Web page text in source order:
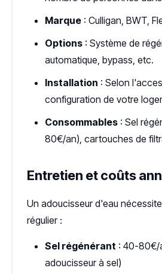
Marque : Culligan, BWT,
Options : Système de
automatique, bypass, etc.
Installation : Selon
configuration de votre
Consommables : Sel
80€/an), cartouches de
Entretien et coûts
Un adoucisseur d'eau
régulier :
Sel régénérant : 40-80€/
adoucisseur à sel)